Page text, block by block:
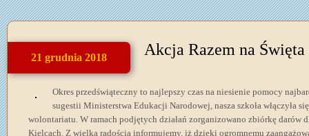
21 grudnia 2018 Akcja Razem na Święta
Okres przedświąteczny to najlepszy czas na niesienie pomocy
sugestii Ministerstwa Edukacji Narodowej, nasza szkoła włączyła
wolontariatu. W ramach podjętych działań zorganizowano zbiórkę darów
Kielcach. Z wielką radością informujemy, iż dzięki ogromnemu